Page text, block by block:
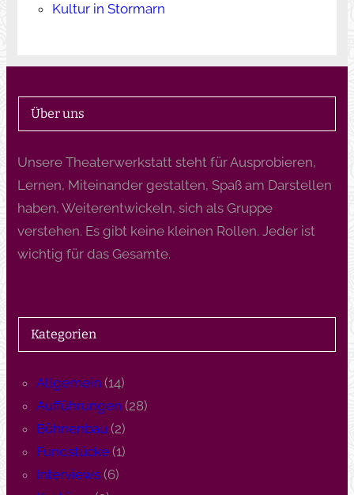
Kultur in Stormarn
Über uns
Unsere Theaterwerkstatt steht für Ausprobieren,
Lernen, Miteinander gestalten, Spaß am Darstellen
haben, Weiterentwickeln, sich als Gruppe
verstehen. Es gibt keine kleinen Rollen. Jeder ist
wichtig für das Gesamte.
Kategorien
Allgemein (14)
Aufführungen (28)
Bühnenbau(2)
Fundstücke(1)
Interviews(6)